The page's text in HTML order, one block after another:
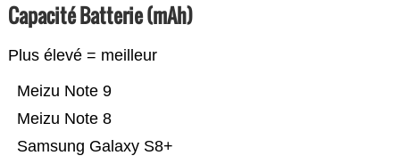
Capacité Batterie (mAh)
Plus élevé = meilleur
Samsung Galaxy S8+
Meizu Note 8
Meizu Note 9